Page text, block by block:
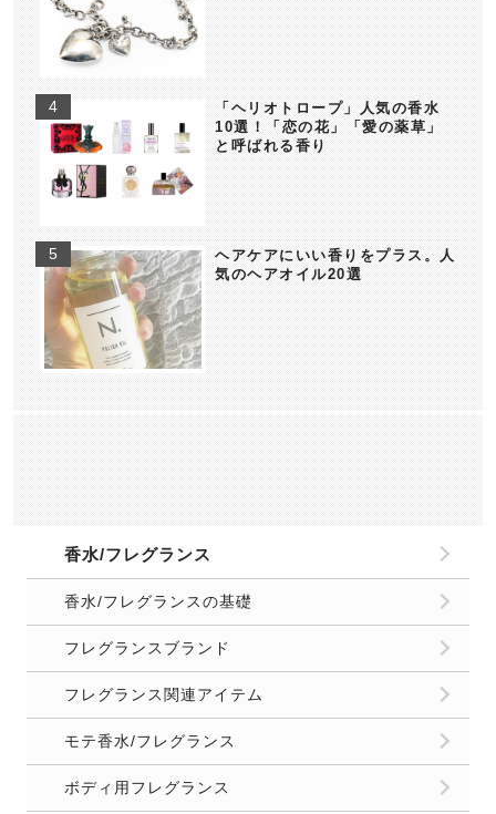
「ヘリオトロープ」人気の香水
10選！「恋の花」「愛の薬草」
と呼ばれる香り
ヘアケアにいい香りをプラス。人
気のヘアオイル20選
香水/フレグランス
香水/フレグランスの基礎
フレグランスブランド
フレグランス関連アイテム
モテ香水/フレグランス
ボディ用フレグランス